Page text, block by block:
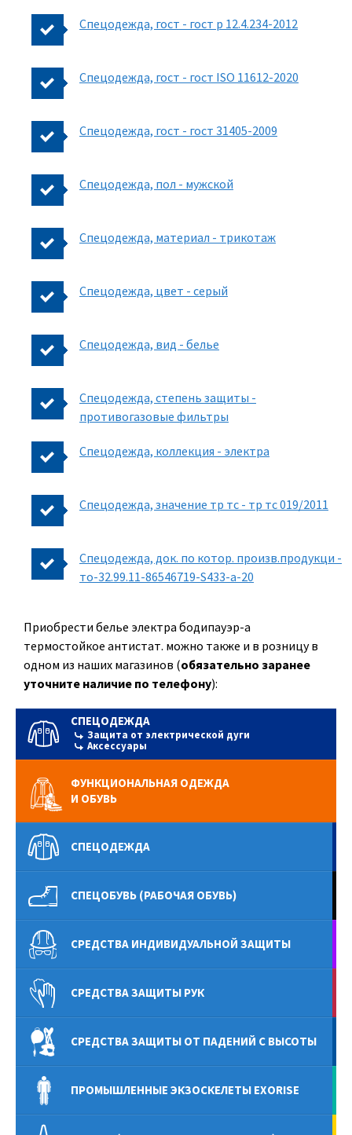
Спецодежда, гост - гост р 12.4.234-2012
Спецодежда, гост - гост ISO 11612-2020
Спецодежда, гост - гост 31405-2009
Спецодежда, пол - мужской
Спецодежда, материал - трикотаж
Спецодежда, цвет - серый
Спецодежда, вид - белье
Спецодежда, степень защиты -
противогазовые фильтры
Спецодежда, коллекция - электра
Спецодежда, значение тр тс - тр тс 019/2011
Спецодежда, док. по котор. произв.продукци -
то-32.99.11-86546719-S433-а-20
Приобрести белье электра бодипауэр-а
термостойкое антистат. можно также и в розницу в
одном из наших магазинов (обязательно заранее
уточните наличие по телефону):
СПЕЦОДЕЖДА
Защита от электрической дуги
Аксессуары
ФУНКЦИОНАЛЬНАЯ ОДЕЖДА
И ОБУВЬ
СПЕЦОДЕЖДА
СПЕЦОБУВЬ (РАБОЧАЯ ОБУВЬ)
СРЕДСТВА ИНДИВИДУАЛЬНОЙ ЗАЩИТЫ
СРЕДСТВА ЗАЩИТЫ РУК
СРЕДСТВА ЗАЩИТЫ ОТ ПАДЕНИЙ С ВЫСОТЫ
ПРОМЫШЛЕННЫЕ ЭКЗОСКЕЛЕТЫ EXORISE